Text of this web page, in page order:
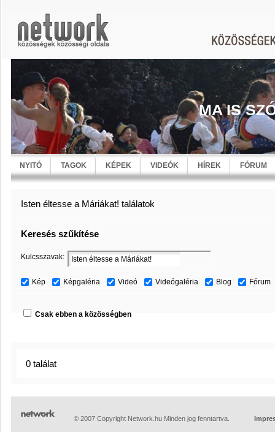
MA IS
NYITÓ TAGOK KÉPEK VIDEÓK HÍREK FÓRUM
Isten éltesse a Máriákat! találatok
Keresés szűkítése
Kulcsszavak:
Kép Képgaléria Videó Videógaléria Blog Fórum
Csak ebben a közösségben
0 találat
© 2007 Copyright Network.hu Minden jog fenntartva.